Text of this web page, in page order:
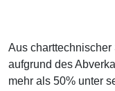
Aus
aufgrund des
mehr als 50% unter